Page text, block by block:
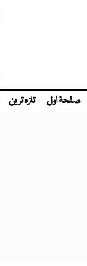
صفحۂ اول تازہ ترین